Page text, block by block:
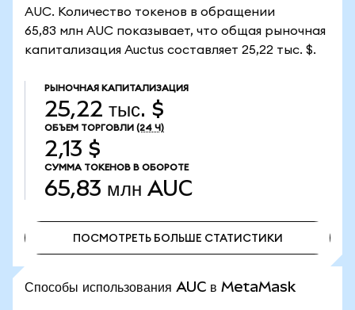
AUC. Количество токенов в обращении
65,83 млн AUC показывает, что общая рыночная
капитализация Auctus составляет 25,22 тыс. $.
РЫНОЧНАЯ КАПИТАЛИЗАЦИЯ
25,22 тыс. $
ОБЪЕМ ТОРГОВЛИ (24 Ч)
2,13 $
СУММА ТОКЕНОВ В ОБОРОТЕ
65,83 млн AUC
ПОСМОТРЕТЬ БОЛЬШЕ СТАТИСТИКИ
Способы использования AUC в MetaMask